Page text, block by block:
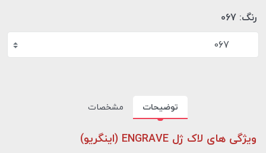
رنگ: 067
067
توضیحات مشخصات
ویژگی های لاک ژل ENGRAVE (اینگریو)